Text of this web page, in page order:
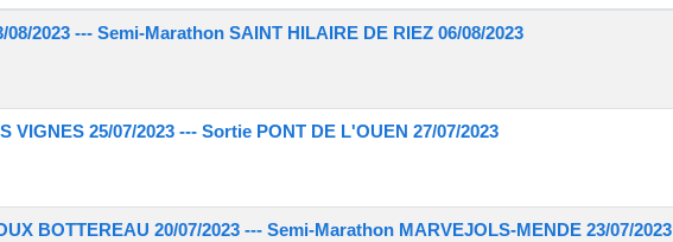
2023 --- Semi-Marathon SAINT HILAIRE DE RIEZ 06/08/2023
VIGNES 25/07/2023 --- Sortie PONT DE L'OUEN 27/07/2023
BOTTEREAU 20/07/2023 --- Semi-Marathon MARVEJOLS-MENDE 23/07/2023